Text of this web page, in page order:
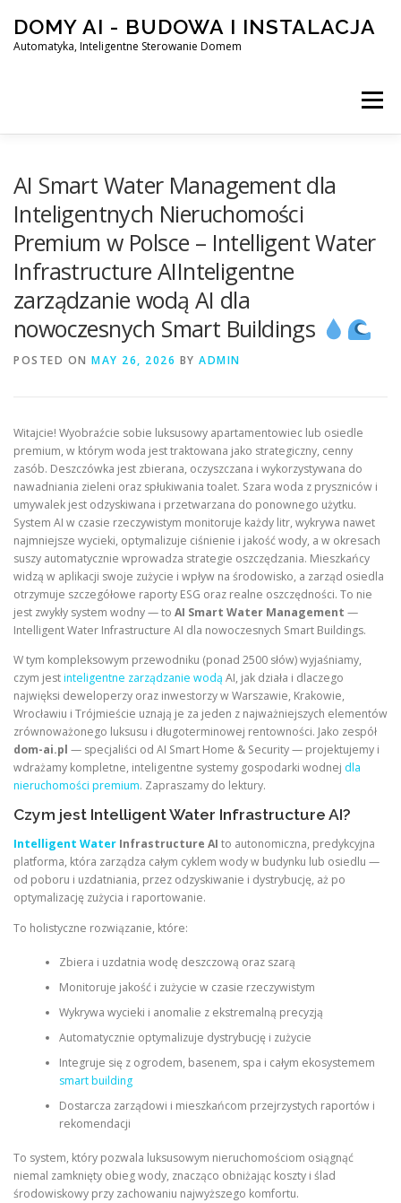
content
DOMY AI - BUDOWA I INSTALACJA
Automatyka, Inteligentne Sterowanie Domem
Menu
SMART DOM AI – AUTOMATYKA, INTELIGENTNE
BLOG KONTAKT
AI Smart Water Management dla
Inteligentnych Nieruchomości
Premium w Polsce – Intelligent Water
Infrastructure AIInteligentne
zarządzanie wodą AI dla
nowoczesnych Smart Buildings
POSTED ON MAY 26, 2026 BY ADMIN
Witajcie! Wyobraźcie sobie luksusowy apartamentowiec lub osiedle
premium, w którym woda jest traktowana jako strategiczny, cenny
zasób. Deszczówka jest zbierana, oczyszczana i wykorzystywana do
nawadniania zieleni oraz spłukiwania toalet. Szara woda z pryszniców i
umywalek jest odzyskiwana i przetwarzana do ponownego użytku.
System AI w czasie rzeczywistym monitoruje każdy litr, wykrywa nawet
najmniejsze wycieki, optymalizuje ciśnienie i jakość wody, a w okresach
suszy automatycznie wprowadza strategie oszczędzania. Mieszkańcy
widzą w aplikacji swoje zużycie i wpływ na środowisko, a zarząd osiedla
otrzymuje szczegółowe raporty ESG oraz realne oszczędności. To nie
jest zwykły system wodny — to AI Smart Water Management —
Intelligent Water Infrastructure AI dla nowoczesnych Smart Buildings.
W tym kompleksowym przewodniku (ponad 2500 słów) wyjaśniamy,
czym jestinteligentne zarządzanie wodą AI, jak działa i dlaczego
najwięksi deweloperzy oraz inwestorzy w Warszawie, Krakowie,
Wrocławiu i Trójmieście uznają je za jeden z najważniejszych elementów
zrównoważonego luksusu i długoterminowej rentowności. Jako zespół
dom-ai.pl — specjaliści od AI Smart Home & Security — projektujemy i
wdrażamy kompletne, inteligentne systemy gospodarki wodnej dla
nieruchomości premium. Zapraszamy do lektury.
Czym jest Intelligent Water Infrastructure AI?
Intelligent Water Infrastructure AI to autonomiczna, predykcyjna
platforma, która zarządza całym cyklem wody w budynku lub osiedlu —
od poboru i uzdatniania, przez odzyskiwanie i dystrybucję, aż po
optymalizację zużycia i raportowanie.
To holistyczne rozwiązanie, które:
Zbiera i uzdatnia wodę deszczową oraz szarą
Monitoruje jakość i zużycie w czasie rzeczywistym
Wykrywa wycieki i anomalie z ekstremalną precyzją
Automatycznie optymalizuje dystrybucję i zużycie
Integruje się z ogrodem, basenem, spa i całym ekosystemem
smart building
Dostarcza zarządowi i mieszkańcom przejrzystych raportów i
rekomendacji
To system, który pozwala luksusowym nieruchomościom osiągnąć
niemal zamknięty obieg wody, znacząco obniżając koszty i ślad
środowiskowy przy zachowaniu najwyższego komfortu.